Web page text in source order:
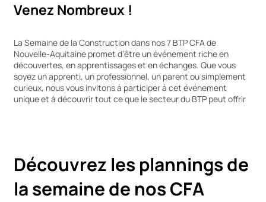
Venez Nombreux !
La Semaine de la Construction dans nos 7 BTP CFA de
Nouvelle-Aquitaine promet d’être un événement riche en
découvertes, en apprentissages et en échanges. Que vous
soyez un apprenti, un professionnel, un parent ou simplement
curieux, nous vous invitons à participer à cet événement
unique et à découvrir tout ce que le secteur du BTP peut offrir
Découvrez les plannings de
la semaine de nos CFA